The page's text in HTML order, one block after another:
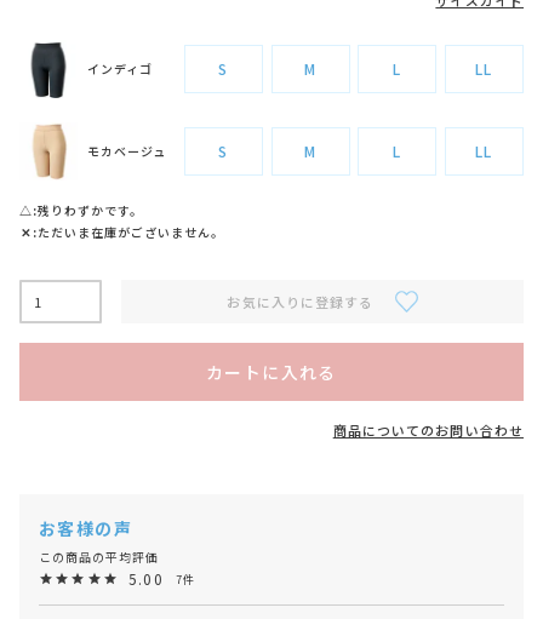
インディゴ S M L LL
モカベージュ S M L LL
△ 残りわずかです。
✕ ただいま在庫がございません。
お気に入りに登録する
カートに入れる
商品についてのお問い合わせ
5.00 7